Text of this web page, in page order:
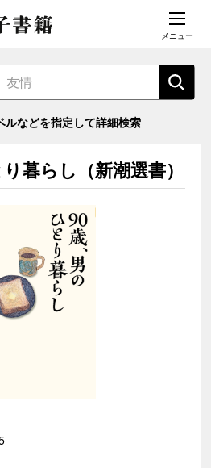
メニュー
ルなどを指定して詳細検索
暮らし（新潮選書）